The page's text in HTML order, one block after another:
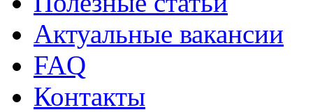
Актуальные вакансии
FAQ
Контакты